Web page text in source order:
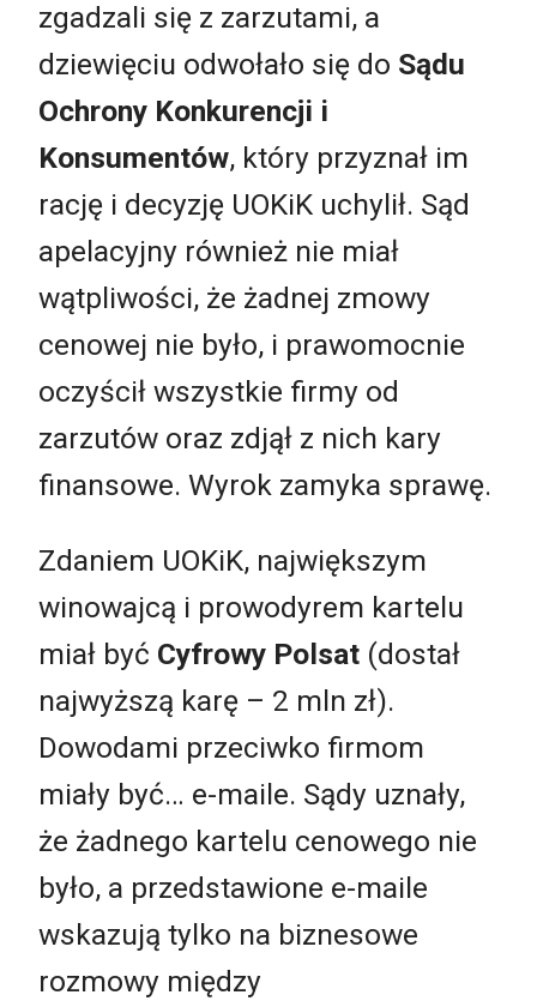
zgadzali się z zarzutami, a
dziewięciu odwołało się do Sądu
Ochrony Konkurencji i
Konsumentów, który przyznał im
rację i decyzję UOKiK uchylił. Sąd
apelacyjny również nie miał
wątpliwości, że żadnej zmowy
cenowej nie było, i prawomocnie
oczyścił wszystkie firmy od
zarzutów oraz zdjął z nich kary
finansowe. Wyrok zamyka sprawę.
Zdaniem UOKiK, największym
winowajcą i prowodyrem kartelu
miał być Cyfrowy Polsat (dostał
najwyższą karę – 2 mln zł).
Dowodami przeciwko firmom
miały być… e-maile. Sądy uznały,
że żadnego kartelu cenowego nie
było, a przedstawione e-maile
wskazują tylko na biznesowe
rozmowy między